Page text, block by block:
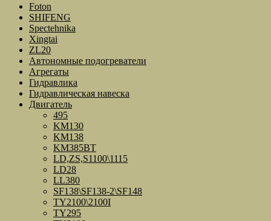
Foton
SHIFENG
Spectehnika
Xingtai
ZL20
Автономные подогреватели
Агрегаты
Гидравлика
Гидравлическая навеска
Двигатель
495
KM130
KM138
KM385BT
LD,ZS,S1100\1115
LD28
LL380
SF138\SF138-2\SF148
TY2100\2100I
TY295